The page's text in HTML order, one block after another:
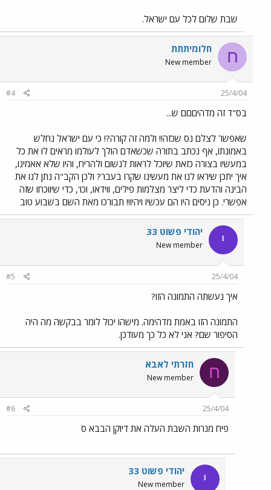
שבת שלום לכל עם ישראל.
ח חלומיתתת
New member
25/4/04
#4
בס"ד זה מדהיםםם ש...
שאפשר לצלם נס שכזה!! ולמה זה קורה?! כי עם ישראל נחלש
באמונתו, אף נכתב בתורה שכשאדם הולך לעולמו מראים לו את כל
במעשיו בצורה כזאת שיוכל לראות לנשום ולהריח, והיו שלא אאמינו,
איך יתכן שיראו לנו את מעשינו שקרו בעבר? ולכן הקב"ה נתן לנו את
הבינה והדעת כדי ליצר מצלמות פילים, ווידאו, וכו', כדי שיווכחו שזה
אפשרי. כן ניסים היו הם עכשיו ויהיו!! תבורכו מאת השם בשבוע טוב
י יהודי פשוט 33
New member
25/4/04
#5
איך נעשתה התמונה הזו?
התמונה הזו באמת מדהימה. מישהו יכול לומר בבקשה מה היה
הסיפור שם? אני לא כל כך מעודכן.
ח חזרתי לאבא
New member
25/4/04
#6
פיח מנרות השבת העלה את דיוקן הבבא ס
י יהודי פשוט 33
New member